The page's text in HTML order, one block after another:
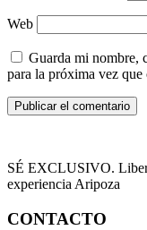
Web
Guarda mi nombre,
para la próxima vez que
SÉ EXCLUSIVO.
experiencia Aripoza
CONTACTO